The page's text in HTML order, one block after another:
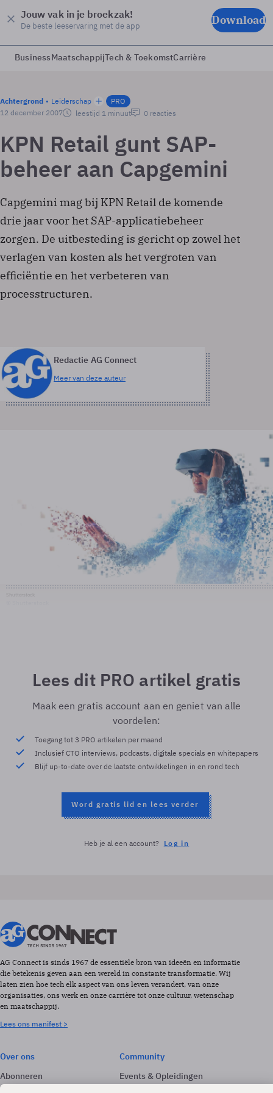
Jouw vak in je broekzak!
De beste leeservaring met de app Download
BusinessMaatschappijTech & ToekomstCarrière
Achtergrond Leiderschap
PRO
12 december 2007
leestijd 1 minuut 0 reacties
KPN Retail gunt SAP-
beheer aan Capgemini
Capgemini mag bij KPN Retail de komende
drie jaar voor het SAP-applicatiebeheer
zorgen. De uitbesteding is gericht op zowel het
verlagen van kosten als het vergroten van
efficiëntie en het verbeteren van
processtructuren.
Redactie AG Connect
Meer van deze auteur
Lees dit PRO artikel gratis
Maak een gratis account aan en geniet van alle
voordelen:
Toegang tot 3 PRO artikelen per maand
Inclusief CTO interviews, podcasts, digitale specials en whitepapers
Blijf up-to-date over de laatste ontwikkelingen in en rond tech
Word gratis lid en lees verder
Heb je al een account? Log in
AG Connect is sinds 1967 de essentiële bron van ideeën en informatie
die betekenis geven aan een wereld in constante transformatie. Wij
laten zien hoe tech elk aspect van ons leven verandert, van onze
organisaties, ons werk en onze carrière tot onze cultuur, wetenschap
en maatschappij.
Lees ons manifest >
Over ons
Abonneren
Adverteren
Community
Events & Opleidingen